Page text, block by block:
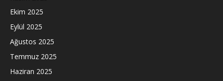
Ekim 2025
Eylül 2025
Ağustos 2025
Temmuz 2025
Haziran 2025